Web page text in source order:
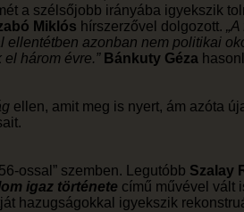
a szélsőjobb irányába igyekszik
Miklós hírszerzővel dolgozott.
ellentétben azonban nem politikai
három évre.” Bánkuty Géza
ellen, amit meg is nyert, ám azóta
ossal” szemben. Legutóbb Szalay
igaz története című művével vált
hazugságokkal igyekszik